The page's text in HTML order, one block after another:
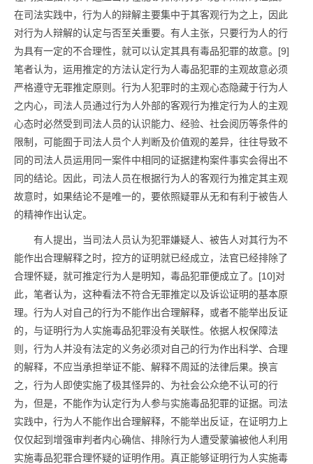
在司法实践中，行为人的辩解主要集中于其客观行为之上，因此
对行为人辩解的认定与否至关重要。有人主张，只要行为人的行
为具有一定的不合理性，就可以认定其具有毒品犯罪的故意。[9]
笔者认为，运用推定的方法认定行为人毒品犯罪的主观故意必须
严格遵守无罪推定原则。行为人犯罪时的主观心态隐藏于行为人
之内心，司法人员通过行为人外部的客观行为推定行为人的主观
心态时必然受到司法人员的认识能力、经验、社会阅历等条件的
限制，可能囿于司法人员个人判断及价值观的差异，往往导致不
同的司法人员运用同一案件中相同的证据建构案件事实会得出不
同的结论。因此，司法人员在根据行为人的客观行为推定其主观
故意时，如果结论不是唯一的，要依照疑罪从无和有利于被告人
的精神作出认定。
有人提出，当司法人员认为犯罪嫌疑人、被告人对其行为不
能作出合理解释之时，控方的证明就已经成立，法官已经排除了
合理怀疑，就可推定行为人是明知，毒品犯罪便成立了。[10]对
此，笔者认为，这种看法不符合无罪推定以及诉讼证明的基本原
理。行为人对自己的行为不能作出合理解释，或者不能举出反证
的，与证明行为人实施毒品犯罪没有关联性。依据人权保障法
则，行为人并没有法定的义务必须对自己的行为作出科学、合理
的解释，不应当承担举证不能、解释不周延的法律后果。换言
之，行为人即使实施了极其怪异的、为社会公众绝不认可的行
为，但是，不能作为认定行为人参与实施毒品犯罪的证据。司法
实践中，行为人不能作出合理解释，不能举出反证，在证明力上
仅仅起到增强审判者内心确信、排除行为人遭受蒙骗被他人利用
实施毒品犯罪合理怀疑的证明作用。真正能够证明行为人实施毒